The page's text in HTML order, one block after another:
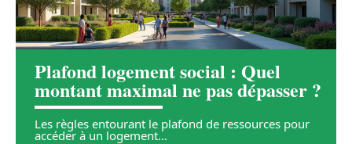
Plafond logement social : Quel
montant maximal ne pas dépasser ?
Les règles entourant le plafond de ressources pour
accéder à un logement…